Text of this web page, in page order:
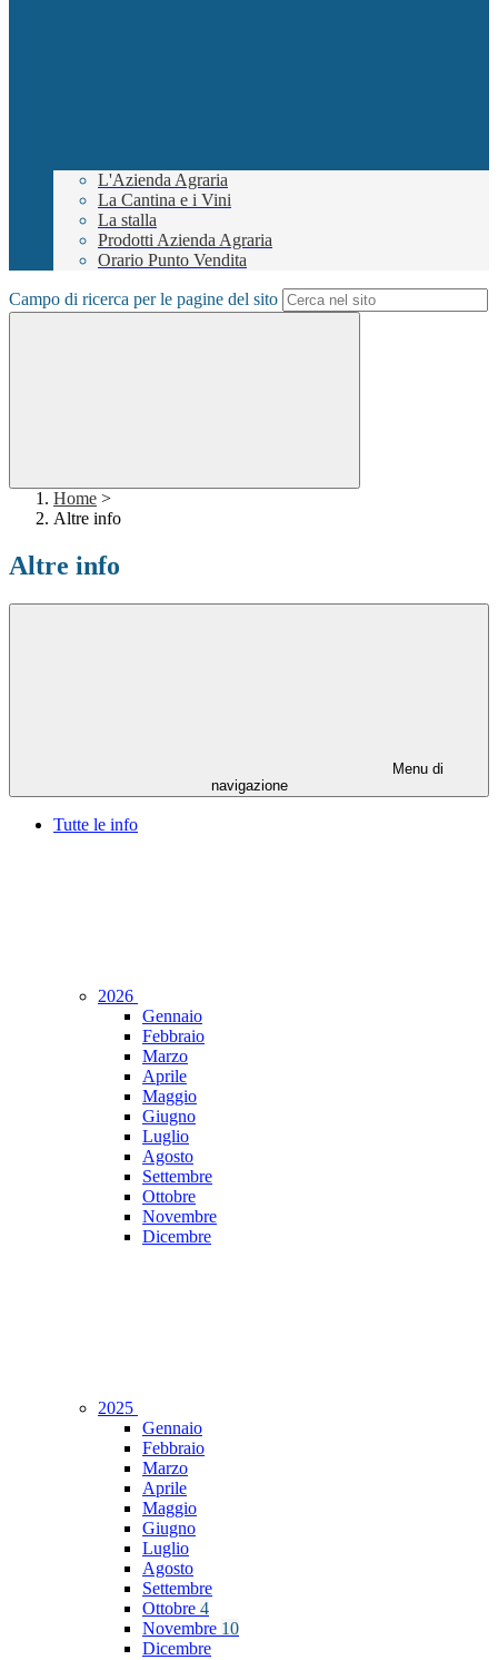
L'Azienda Agraria
La Cantina e i Vini
La stalla
Prodotti Azienda Agraria
Orario Punto Vendita
Campo di ricerca per le pagine del sito
Home >
Altre info
Altre info
Menu di
navigazione
Tutte le info
2026
Gennaio
Febbraio
Marzo
Aprile
Maggio
Giugno
Luglio
Agosto
Settembre
Ottobre
Novembre
Dicembre
2025
Gennaio
Febbraio
Marzo
Aprile
Maggio
Giugno
Luglio
Agosto
Settembre
Ottobre 4
Novembre 10
Dicembre